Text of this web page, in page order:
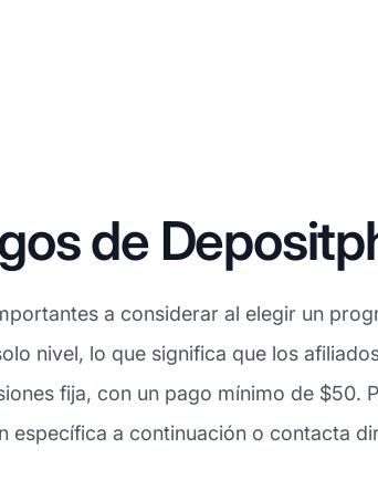
de
a considerar al elegir un
nivel, lo que significa que los
fija, con un pago mínimo de $50.
específica a continuación o contacta